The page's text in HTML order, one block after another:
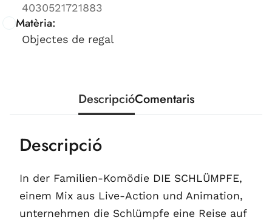
4030521721883
Matèria:
Objectes de regal
DescripcióComentaris
Descripció
In der Familien-Komödie DIE SCHLÜMPFE,
einem Mix aus Live-Action und Animation,
unternehmen die Schlümpfe eine Reise auf